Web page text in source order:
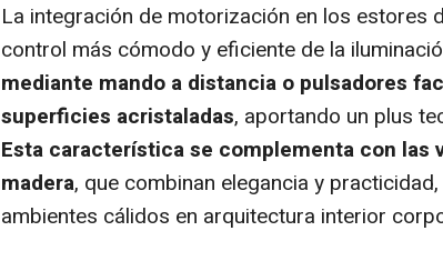
La integración de motorización en los estores
control más cómodo y eficiente de la
mediante mando a distancia o pulsadores
superficies acristaladas, aportando un plus
Esta característica se complementa con las
madera, que combinan elegancia y
ambientes cálidos en arquitectura interior